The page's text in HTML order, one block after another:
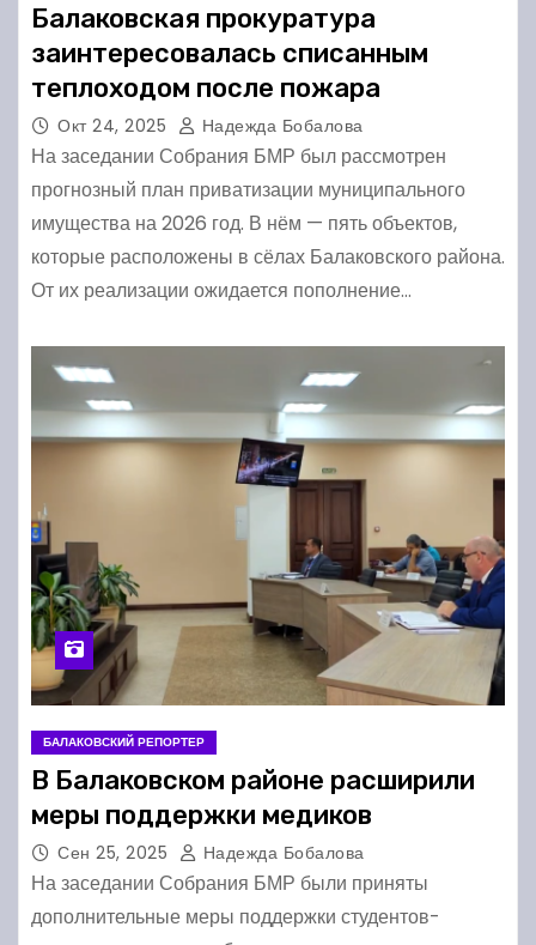
Балаковская прокуратура
заинтересовалась списанным
теплоходом после пожара
Окт 24, 2025 Надежда Бобалова
На заседании Собрания БМР был рассмотрен
прогнозный план приватизации муниципального
имущества на 2026 год. В нём — пять объектов,
которые расположены в сёлах Балаковского района.
От их реализации ожидается пополнение…
БАЛАКОВСКИЙ РЕПОРТЕР
В Балаковском районе расширили
меры поддержки медиков
Сен 25, 2025 Надежда Бобалова
На заседании Собрания БМР были приняты
дополнительные меры поддержки студентов-